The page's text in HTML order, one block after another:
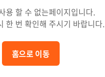
용 할 수 없는페이지입니다.
한 번 확인해 주시기 바랍니다.
홈으로 이동